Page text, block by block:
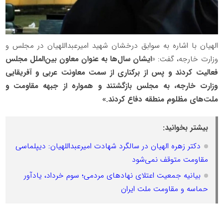
الهیان با اشاره به سوابق درخشان شهید امیرعبداللهیان در مجلس و
وزارت خارجه، گفت: «ایشان سال‌ها به عنوان معاون بین‌الملل مجلس
فعالیت کردند و پس از برکناری از سمت معاونت عربی و آفریقایی
وزارت خارجه، به مجلس بازگشتند و همواره از جبهه مقاومت و
ملت‌های مظلوم منطقه دفاع کردند.»
بیشتر بخوانید:
دکتر زهره الهیان در سالگرد شهادت امیرعبداللهیان: دیپلماسی
مقاومت متوقف نمی‌شود
بیانیه جمعیت اعتلای نهادهای مردمی؛ سوم خرداد، یادآور
حماسه و مقاومت ملت ایران